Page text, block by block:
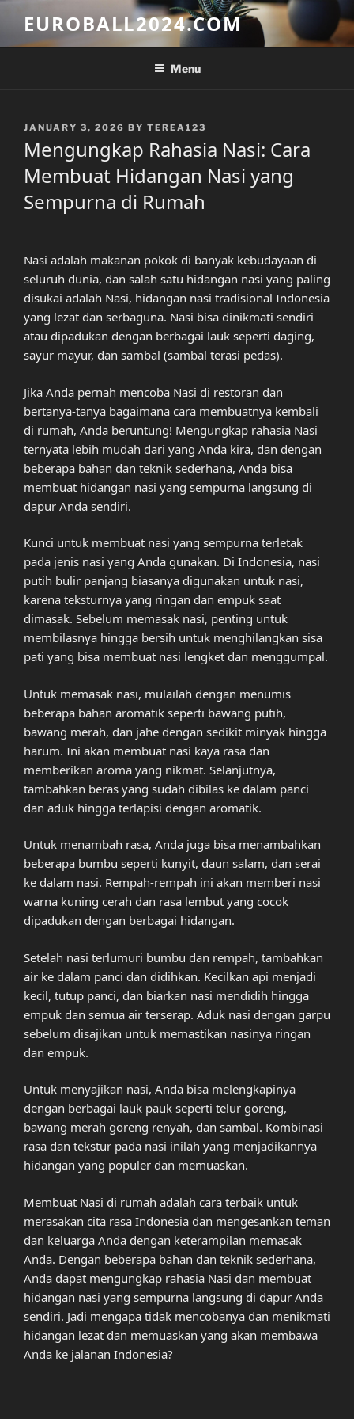
content
EUROBALL2024.COM
Menu
POSTED
JANUARY 3, 2026 BY TEREA123
Mengungkap Rahasia Nasi: Cara
Membuat Hidangan Nasi yang
Sempurna di Rumah
Nasi adalah makanan pokok di banyak kebudayaan di
seluruh dunia, dan salah satu hidangan nasi yang paling
disukai adalah Nasi, hidangan nasi tradisional Indonesia
yang lezat dan serbaguna. Nasi bisa dinikmati sendiri
atau dipadukan dengan berbagai lauk seperti daging,
sayur mayur, dan sambal (sambal terasi pedas).
Jika Anda pernah mencoba Nasi di restoran dan
bertanya-tanya bagaimana cara membuatnya kembali
di rumah, Anda beruntung! Mengungkap rahasia Nasi
ternyata lebih mudah dari yang Anda kira, dan dengan
beberapa bahan dan teknik sederhana, Anda bisa
membuat hidangan nasi yang sempurna langsung di
dapur Anda sendiri.
Kunci untuk membuat nasi yang sempurna terletak
pada jenis nasi yang Anda gunakan. Di Indonesia, nasi
putih bulir panjang biasanya digunakan untuk nasi,
karena teksturnya yang ringan dan empuk saat
dimasak. Sebelum memasak nasi, penting untuk
membilasnya hingga bersih untuk menghilangkan sisa
pati yang bisa membuat nasi lengket dan menggumpal.
Untuk memasak nasi, mulailah dengan menumis
beberapa bahan aromatik seperti bawang putih,
bawang merah, dan jahe dengan sedikit minyak hingga
harum. Ini akan membuat nasi kaya rasa dan
memberikan aroma yang nikmat. Selanjutnya,
tambahkan beras yang sudah dibilas ke dalam panci
dan aduk hingga terlapisi dengan aromatik.
Untuk menambah rasa, Anda juga bisa menambahkan
beberapa bumbu seperti kunyit, daun salam, dan serai
ke dalam nasi. Rempah-rempah ini akan memberi nasi
warna kuning cerah dan rasa lembut yang cocok
dipadukan dengan berbagai hidangan.
Setelah nasi terlumuri bumbu dan rempah, tambahkan
air ke dalam panci dan didihkan. Kecilkan api menjadi
kecil, tutup panci, dan biarkan nasi mendidih hingga
empuk dan semua air terserap. Aduk nasi dengan garpu
sebelum disajikan untuk memastikan nasinya ringan
dan empuk.
Untuk menyajikan nasi, Anda bisa melengkapinya
dengan berbagai lauk pauk seperti telur goreng,
bawang merah goreng renyah, dan sambal. Kombinasi
rasa dan tekstur pada nasi inilah yang menjadikannya
hidangan yang populer dan memuaskan.
Membuat Nasi di rumah adalah cara terbaik untuk
merasakan cita rasa Indonesia dan mengesankan teman
dan keluarga Anda dengan keterampilan memasak
Anda. Dengan beberapa bahan dan teknik sederhana,
Anda dapat mengungkap rahasia Nasi dan membuat
hidangan nasi yang sempurna langsung di dapur Anda
sendiri. Jadi mengapa tidak mencobanya dan menikmati
hidangan lezat dan memuaskan yang akan membawa
Anda ke jalanan Indonesia?